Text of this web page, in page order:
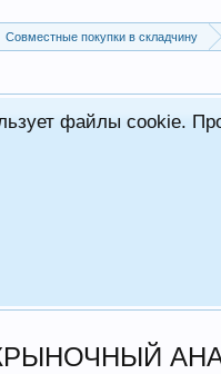
Совместные покупки в складчину
файлы cookie.